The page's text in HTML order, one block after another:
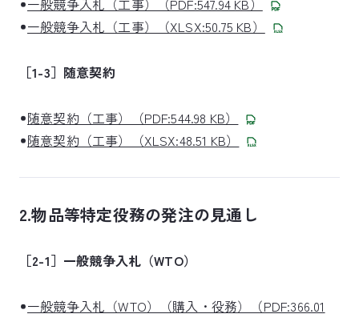
一般競争入札（工事）（PDF:547.94 KB）
一般競争入札（工事）（XLSX:50.75 KB）
［1-3］随意契約
随意契約（工事）（PDF:544.98 KB）
随意契約（工事）（XLSX:48.51 KB）
2.物品等特定役務の発注の見通し
［2-1］一般競争入札（WTO）
一般競争入札（WTO）（購入・役務）（PDF:366.01